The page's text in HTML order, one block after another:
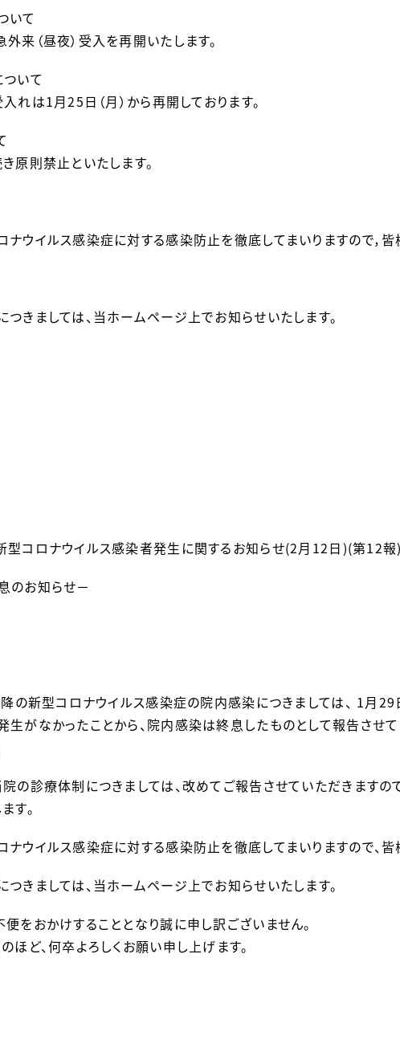
いて
来（昼夜）受入を再開いたします。
いて
れは1月25日（月）から再開しております。
原則禁止といたします。
ウイルス感染症に対する感染防止を徹底してまいりますので，
きましては、当ホームページ上でお知らせいたします。
型コロナウイルス感染者発生に関するお知らせ(2月12日)(第12報)
のお知らせ－
降の新型コロナウイルス感染症の院内感染につきましては、 1月29
がなかったことから、院内感染は終息したものとして報告させ
の診療体制につきましては、改めてご報告させていただきますの
す。
ウイルス感染症に対する感染防止を徹底してまいりますので、
きましては、当ホームページ上でお知らせいたします。
をおかけすることとなり誠に申し訳ございません。
ほど、何卒よろしくお願い申し上げます。